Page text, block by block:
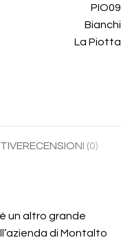
PIO09
Bianchi
La Piotta
RECENSIONI (0)
è un altro grande
di Montalto